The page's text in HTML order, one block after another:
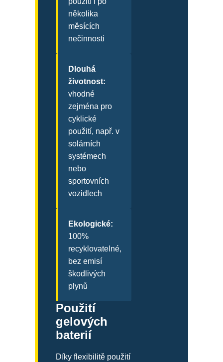
několika
měsících
nečinnosti
Dlouhá
životnost:
vhodné
zejména pro
cyklické
použití, např. v
solárních
systémech
nebo
sportovních
vozidlech
Ekologické:
100%
recyklovatelné,
bez emisí
škodlivých
plynů
Použití
gelových
baterií
Díky flexibilitě použití